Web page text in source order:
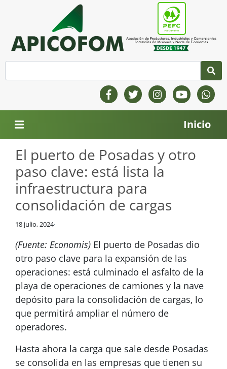
Inicio
El puerto de Posadas y otro
paso clave: está lista la
infraestructura para
consolidación de cargas
18 julio, 2024
(Fuente: Economis) El puerto de Posadas dio
otro paso clave para la expansión de las
operaciones: está culminado el asfalto de la
playa de operaciones de camiones y la nave
depósito para la consolidación de cargas, lo
que permitirá ampliar el número de
operadores.
Hasta ahora la carga que sale desde Posadas
se consolida en las empresas que tienen su